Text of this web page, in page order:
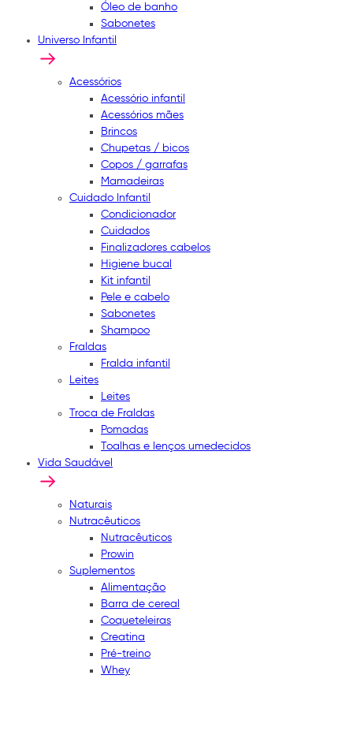
Óleo de banho
Sabonetes
Universo Infantil
Acessórios
Acessório infantil
Acessórios mães
Brincos
Chupetas / bicos
Copos / garrafas
Mamadeiras
Cuidado Infantil
Condicionador
Cuidados
Finalizadores cabelos
Higiene bucal
Kit infantil
Pele e cabelo
Sabonetes
Shampoo
Fraldas
Fralda infantil
Leites
Leites
Troca de Fraldas
Pomadas
Toalhas e lenços umedecidos
Vida Saudável
Naturais
Nutracêuticos
Nutracêuticos
Prowin
Suplementos
Alimentação
Barra de cereal
Coqueteleiras
Creatina
Pré-treino
Whey